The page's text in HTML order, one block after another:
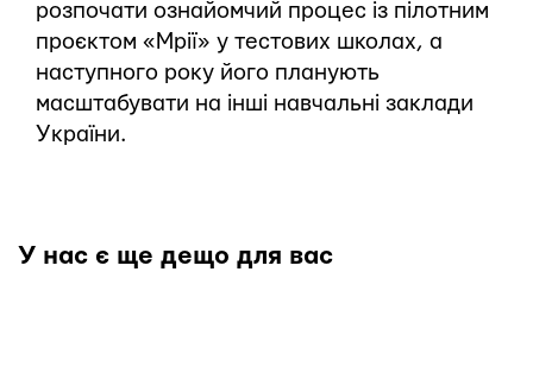
розпочати ознайомчий процес із пілотним
проєктом «Мрії» у тестових школах, а
наступного року його планують
масштабувати на інші навчальні заклади
України.
У нас є ще дещо для вас